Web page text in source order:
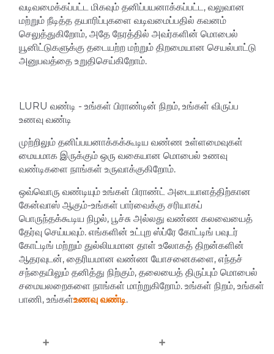
வடிவமைக்கப்பட்ட மிகவும் தனிப்பயனாக்கப்பட்ட, வலுவான
மற்றும் நீடித்த தயாரிப்புகளை வடிவமைப்பதில் கவனம்
செலுத்துகிறோம், அதே நேரத்தில் அவர்களின் மொபைல்
யூனிட்டுகளுக்கு தடையற்ற மற்றும் திறமையான செயல்பாட்டு
அனுபவத்தை உறுதிசெய்கிறோம்.
LURU வண்டி - உங்கள் பிராண்டின் நிறம், உங்கள் விருப்ப
உணவு வண்டி
முற்றிலும் தனிப்பயனாக்கக்கூடிய வண்ண உள்ளமைவுகள்
மையமாக இருக்கும் ஒரு வகையான மொபைல் உணவு
வண்டிகளை நாங்கள் உருவாக்குகிறோம்.
ஒவ்வொரு வண்டியும் உங்கள் பிராண்ட் அடையாளத்திற்கான
கேன்வாஸ் ஆகும்-உங்கள் பார்வைக்கு சரியாகப்
பொருந்தக்கூடிய நிழல், பூச்சு அல்லது வண்ண கலவையைத்
தேர்வு செய்யவும். எங்களின் உட்புற ஸ்ப்ரே கோட்டிங் பவுடர்
கோட்டிங் மற்றும் துல்லியமான தாள் உலோகத் திறன்களின்
ஆதரவுடன், தைரியமான வண்ண யோசனைகளை, எந்தச்
சந்தையிலும் தனித்து நிற்கும், தலையைத் திருப்பும் மொபைல்
சமையலறைகளை நாங்கள் மாற்றுகிறோம். உங்கள் நிறம், உங்கள்
பாணி, உங்கள்உணவு வண்டி.
+ +